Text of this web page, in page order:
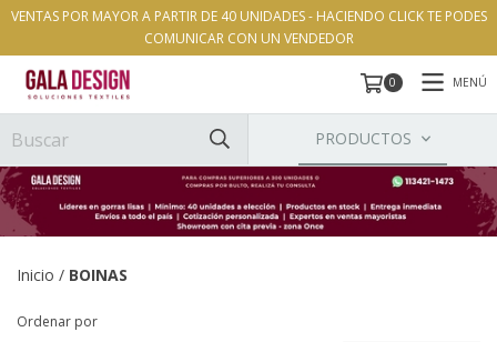
VENTAS POR MAYOR A PARTIR DE 40 UNIDADES - HACIENDO CLICK TE PODES
COMUNICAR CON UN VENDEDOR
0 MENÚ
PRODUCTOS
Inicio / BOINAS
Ordenar por